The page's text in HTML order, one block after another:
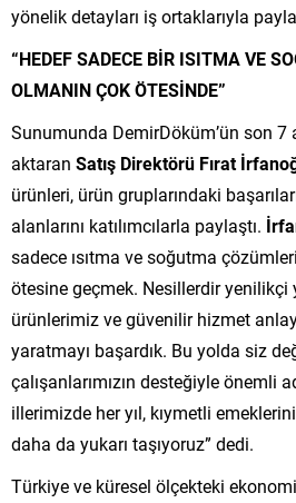
yönelik detayları iş ortaklarıyla
“HEDEF SADECE BİR ISITMA VE
OLMANIN ÇOK ÖTESİNDE”
Sunumunda DemirDöküm’ün son 7
aktaran Satış Direktörü Fırat
ürünleri, ürün gruplarındaki
alanlarını katılımcılarla paylaştı.
sadece ısıtma ve soğutma
ötesine geçmek. Nesillerdir yenilikçi
ürünlerimiz ve güvenilir hizmet
yaratmayı başardık. Bu yolda siz
çalışanlarımızın desteğiyle önemli
illerimizde her yıl, kıymetli
daha da yukarı taşıyoruz” dedi.
Türkiye ve küresel ölçekteki